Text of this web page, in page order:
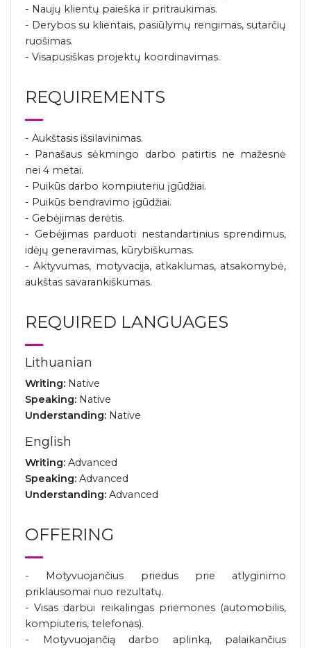
- Naujų klientų paieška ir pritraukimas.
- Derybos su klientais, pasiūlymų rengimas, sutarčių
ruošimas.
- Visapusiškas projektų koordinavimas.
REQUIREMENTS
- Aukštasis išsilavinimas.
- Panašaus sėkmingo darbo patirtis ne mažesnė
nei 4 metai.
- Puikūs darbo kompiuteriu įgūdžiai.
- Puikūs bendravimo įgūdžiai.
- Gebėjimas derėtis.
- Gebėjimas parduoti nestandartinius sprendimus,
idėjų generavimas, kūrybiškumas.
- Aktyvumas, motyvacija, atkaklumas, atsakomybė,
aukštas savarankiškumas.
REQUIRED LANGUAGES
Lithuanian
Writing: Native
Speaking: Native
Understanding: Native
English
Writing: Advanced
Speaking: Advanced
Understanding: Advanced
OFFERING
- Motyvuojančius priedus prie atlyginimo
priklausomai nuo rezultatų.
- Visas darbui reikalingas priemones (automobilis,
kompiuteris, telefonas).
- Motyvuojančią darbo aplinką, palaikančius